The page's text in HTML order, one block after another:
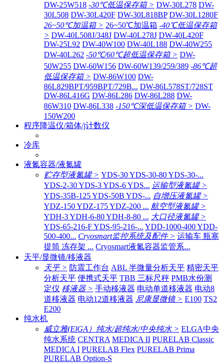
DW-25W518 -30℃低温保存箱 > DW-30L278 DW-
30L508 DW-30L420F DW-30L818BP DW-30L1280F
26~50℃加温箱 > 26~50℃加温箱 -40℃低温保存箱
> DW-40L508J/348J DW-40L278J DW-40L420F
DW-25L92 DW-40W100 DW-40L188 DW-40W255
DW-40L262 -50℃/60℃超低温保存箱 > DW-
50W255 DW-60W156 DW-60W139/259/389 -86℃超
低温保存箱 > DW-86W100 DW-
86L829BPT/959BPT/729B... DW-86L578ST/728ST
DW-86L416G DW-86L286 DW-86L288 DW-
86W310 DW-86L338 -150℃深低温保存箱 > DW-
150W200
程序降温仪/箱体/j计数仪
冷库
液氮容器/液氮罐
贮存型液氮罐 > YDS-30 YDS-30-80 YDS-30-...
YDS-2-30 YDS-3 YDS-6 YDS... 运输型液氮罐 >
YDS-35B-125 YDS-50B YDS-... 自增压液氮罐 >
YDZ-150 YDZ-175 YDZ-200 ... 航空型液氮罐 >
YDH-3 YDH-6-80 YDH-8-80 ... 大口径液氮罐 >
YDS-65-216-F YDS-95-216-... YDD-1000-400 YDD-
500-400... Cryosmart监控系统及配件 > 运输车 瓶塞
提筒 冻存架 ... Cryosmart液氮容器监管系...
天平/显微镜/移液器
天平 > 防震工作台 ABL 半微量分析天平 精密天平
分析天平 便携式天平 TBB 三标尺秤 PMB水份测
定仪 移液器 > 手动移液器 电动单道移液器 电动8
道移液器 电动12道移液器 尼康显微镜 > E100 TS2
E200
纯水机
威立雅(ElGA）纯水/超纯水/中央纯水 > ELGA中央
纯水系统 CENTRA MEDICA II PURELAB Classic
MEDICA I PURELAB Flex PURELAB Prima
PURELAB Option-S